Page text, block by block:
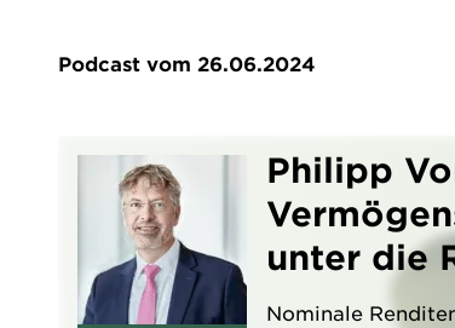
Podcast vom 26.06.2024
Philipp
unter die
Nominale